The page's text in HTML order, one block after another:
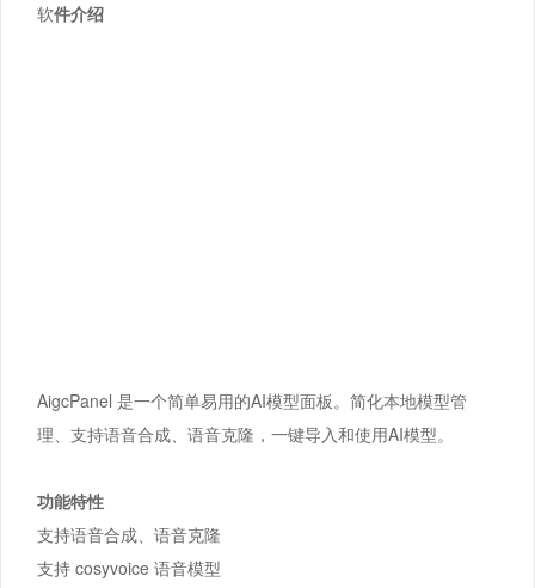
软件介绍
AigcPanel 是一个简单易用的AI模型面板。简化本地模型管
理、支持语音合成、语音克隆，一键导入和使用AI模型。
功能特性
支持语音合成、语音克隆
支持 cosyvoice 语音模型